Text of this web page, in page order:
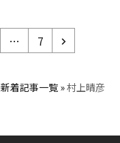
… ペ
ー
7 次
へ
新着記事一覧»村上晴彦